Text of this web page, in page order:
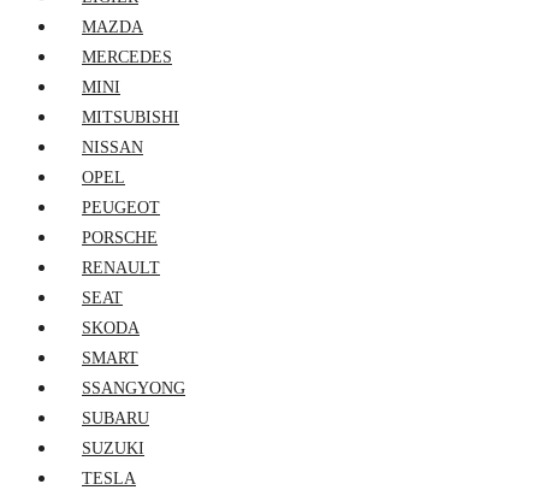
MAZDA
MERCEDES
MINI
MITSUBISHI
NISSAN
OPEL
PEUGEOT
PORSCHE
RENAULT
SEAT
SKODA
SMART
SSANGYONG
SUBARU
SUZUKI
TESLA